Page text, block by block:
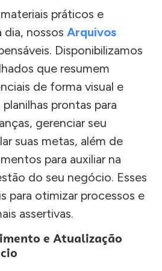
práticos e
dia, nossos Arquivos
Disponibilizamos
que resumem
de forma visual e
prontas para
gerenciar seu
suas metas, além de
para auxiliar na
do seu negócio. Esses
para otimizar processos e
assertivas.
e Atualização